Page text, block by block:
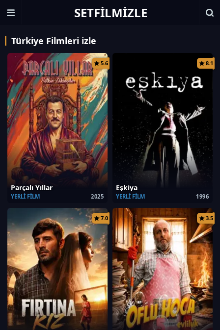
SETFILMIZLE
Türkiye Filmleri izle
5.6
Parçalı Yıllar
2025
YERLI FILM
8.1
Eşkiya
1996
YERLI FILM
7.0 3.5